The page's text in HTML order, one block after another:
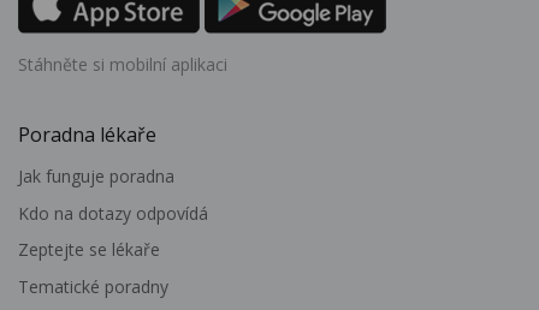
Stáhněte si mobilní aplikaci
Poradna lékaře
Jak funguje poradna
Kdo na dotazy odpovídá
Zeptejte se lékaře
Tematické poradny